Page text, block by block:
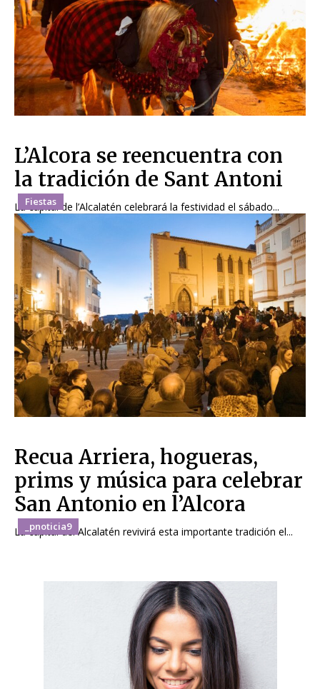
Fiestas
L’Alcora se reencuentra con
la tradición de Sant Antoni
La capital de l’Alcalatén celebrará la festividad el sábado...
_pnoticia9
Recua Arriera, hogueras,
prims y música para celebrar
San Antonio en l’Alcora
La capital del Alcalatén revivirá esta importante tradición el...